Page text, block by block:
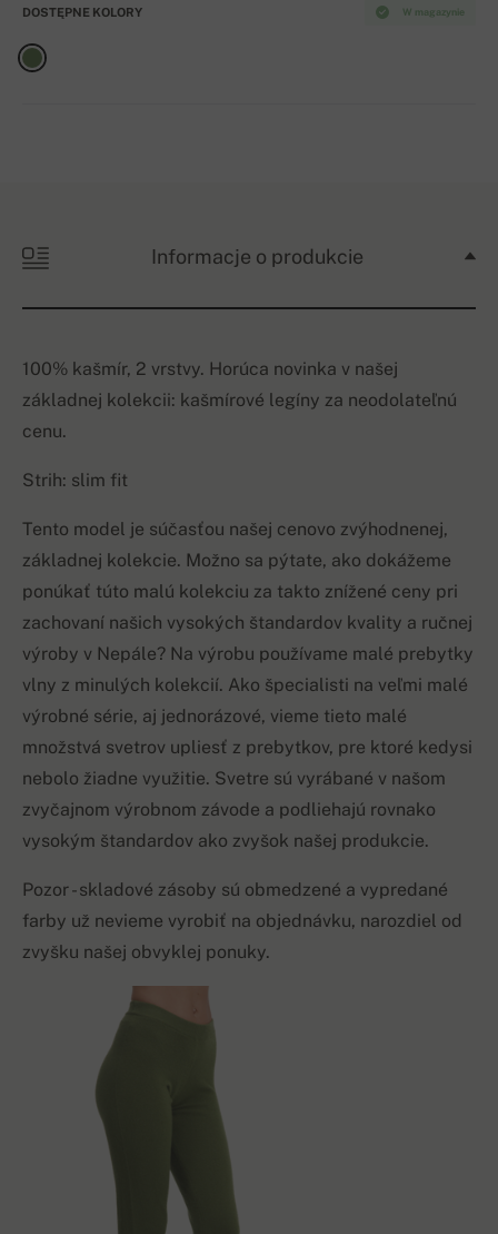
W magazynie
DOSTĘPNE KOLORY
Informacje o produkcie
100% kašmír, 2 vrstvy. Horúca novinka v našej
základnej kolekcii: kašmírové legíny za neodolateľnú
cenu.
Strih: slim fit
Tento model je súčasťou našej cenovo zvýhodnenej,
základnej kolekcie. Možno sa pýtate, ako dokážeme
ponúkať túto malú kolekciu za takto znížené ceny pri
zachovaní našich vysokých štandardov kvality a ručnej
výroby v Nepále? Na výrobu používame malé prebytky
vlny z minulých kolekcií. Ako špecialisti na veľmi malé
výrobné série, aj jednorázové, vieme tieto malé
množstvá svetrov upliesť z prebytkov, pre ktoré kedysi
nebolo žiadne využitie. Svetre sú vyrábané v našom
zvyčajnom výrobnom závode a podliehajú rovnako
vysokým štandardov ako zvyšok našej produkcie.
Pozor - skladové zásoby sú obmedzené a vypredané
farby už nevieme vyrobiť na objednávku, narozdiel od
zvyšku našej obvyklej ponuky.